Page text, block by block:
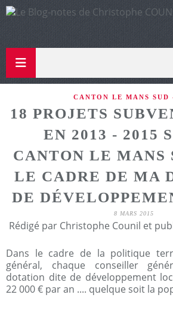
CANTON LE MANS SUD
18 PROJETS
EN 2013 - 2015
CANTON LE MANS
LE CADRE DE MA
DE
8 MARS 2015
Rédigé par Christophe Counil et
Dans le cadre de la politique
général, chaque conseiller
dotation dite de développement
22 000 € par an .... quelque soit la